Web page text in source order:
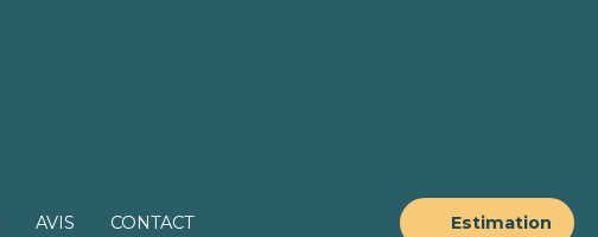
AVIS CONTACT Estimation